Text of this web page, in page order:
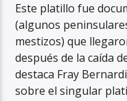
Este platillo fue
(algunos
mestizos) que
después de la caída
destaca Fray
sobre el singular